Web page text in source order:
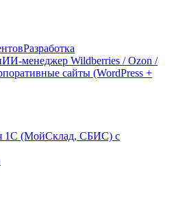
Разработка
ИИ-менеджер Wildberries / Ozon /
сайты (WordPress +
1C (МойСклад, СБИС) с